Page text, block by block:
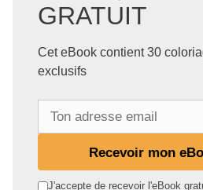
GRATUIT
Cet eBook contient 30
exclusifs
d
Recevoir mon
J'accepte de recevoir l'eBook